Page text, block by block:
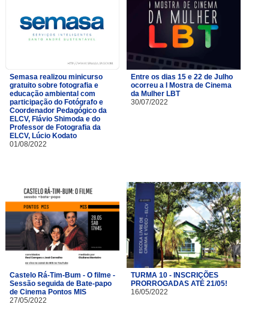
Semasa realizou minicurso
gratuito sobre fotografia e
educação ambiental com
participação do Fotógrafo e
Coordenador Pedagógico da
ELCV, Flávio Shimoda e do
Professor de Fotografia da
ELCV, Lúcio Kodato
01/08/2022
Entre os dias 15 e 22 de Julho
ocorreu a I Mostra de Cinema
da Mulher LBT
30/07/2022
Castelo Rá-Tim-Bum - O filme -
Sessão seguida de Bate-papo
de Cinema Pontos MIS
27/05/2022
TURMA 10 - INSCRIÇÕES
PRORROGADAS ATÉ 21/05!
16/05/2022